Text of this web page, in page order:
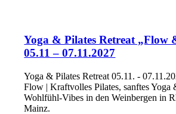
Yoga & Pilates Retreat „Flow
05.11 – 07.11.2027
Yoga & Pilates Retreat 05.11. -
Flow | Kraftvolles Pilates, sanftes Yoga
Wohlfühl-Vibes in den Weinbergen in
Mainz.